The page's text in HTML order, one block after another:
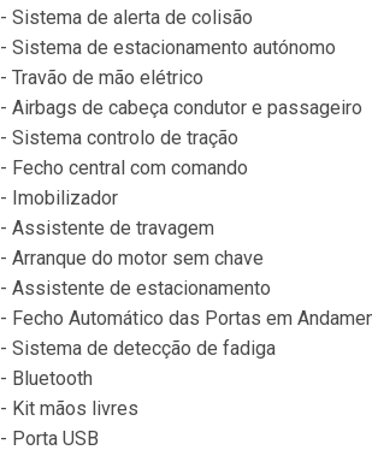
- Sistema de alerta de colisão
- Sistema de estacionamento autónomo
- Travão de mão elétrico
- Airbags de cabeça condutor e passageiro
- Sistema controlo de tração
- Fecho central com comando
- Imobilizador
- Assistente de travagem
- Arranque do motor sem chave
- Assistente de estacionamento
- Fecho Automático das Portas em
- Sistema de detecção de fadiga
- Bluetooth
- Kit mãos livres
- Porta USB